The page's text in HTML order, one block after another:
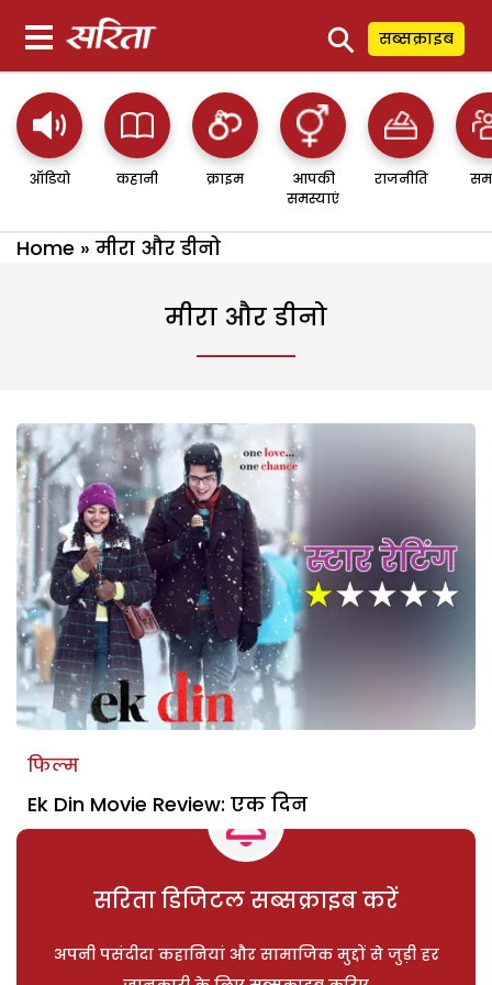
⚲ सब्सक्राइब
ऑडियो कहानी क्राइम
आपकी
समस्याएं
राजनीति
Home » मीरा और डीनो
मीरा और डीनो
फिल्म
Ek Din Movie Review: एक दिन
सरिता डिजिटल सब्सक्राइब करें
अपनी पसंदीदा कहानियां और सामाजिक मुद्दों से जुड़ी हर